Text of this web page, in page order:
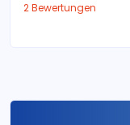
2 Bewertungen